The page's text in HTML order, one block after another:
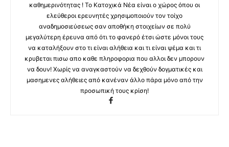
καθημερινότητας ! Το Κατοχικά Νέα είναι ο χώρος όπου οι
ελεύθεροι ερευνητές χρησιμοποιούν τον τοίχο
αναδημοσιεύσεως σαν αποθήκη στοιχείων σε πολύ
μεγαλύτερη έρευνα από ότι το φανερό έτσι ώστε μόνοι τους
να καταλήξουν στο τι είναι αλήθεια και τι είναι ψέμα και τι
κρυβεται πισω απο καθε πληροφορια που αλλοι δεν μπορουν
να δουν! Χωρίς να αναγκαστούν να δεχθούν δογματικές και
μασημενες αλήθειες από κανέναν άλλο πάρα μόνο από την
προσωπική τους κρίση!